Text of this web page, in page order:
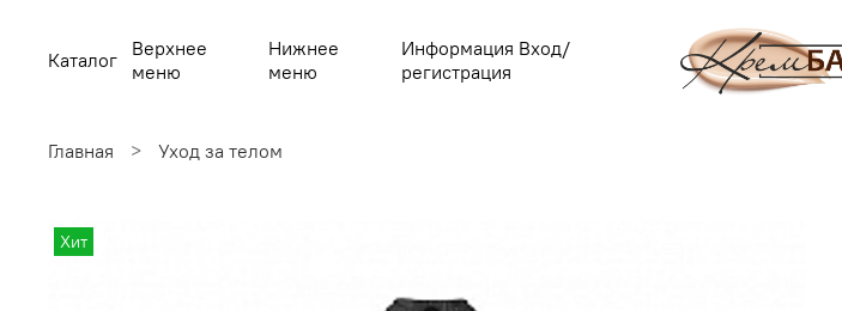
Каталог
Верхнее
меню
Нижнее
меню
Информация Вход/
регистрация
Главная Уход за телом
Хит